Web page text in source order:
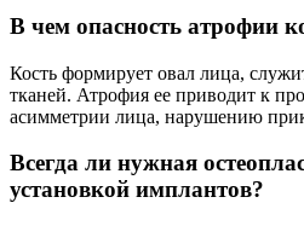
В чем опасность атрофии
Кость формирует овал лица,
тканей. Атрофия ее приводит к
асимметрии лица, нарушению
Всегда ли нужная
установкой имплантов?